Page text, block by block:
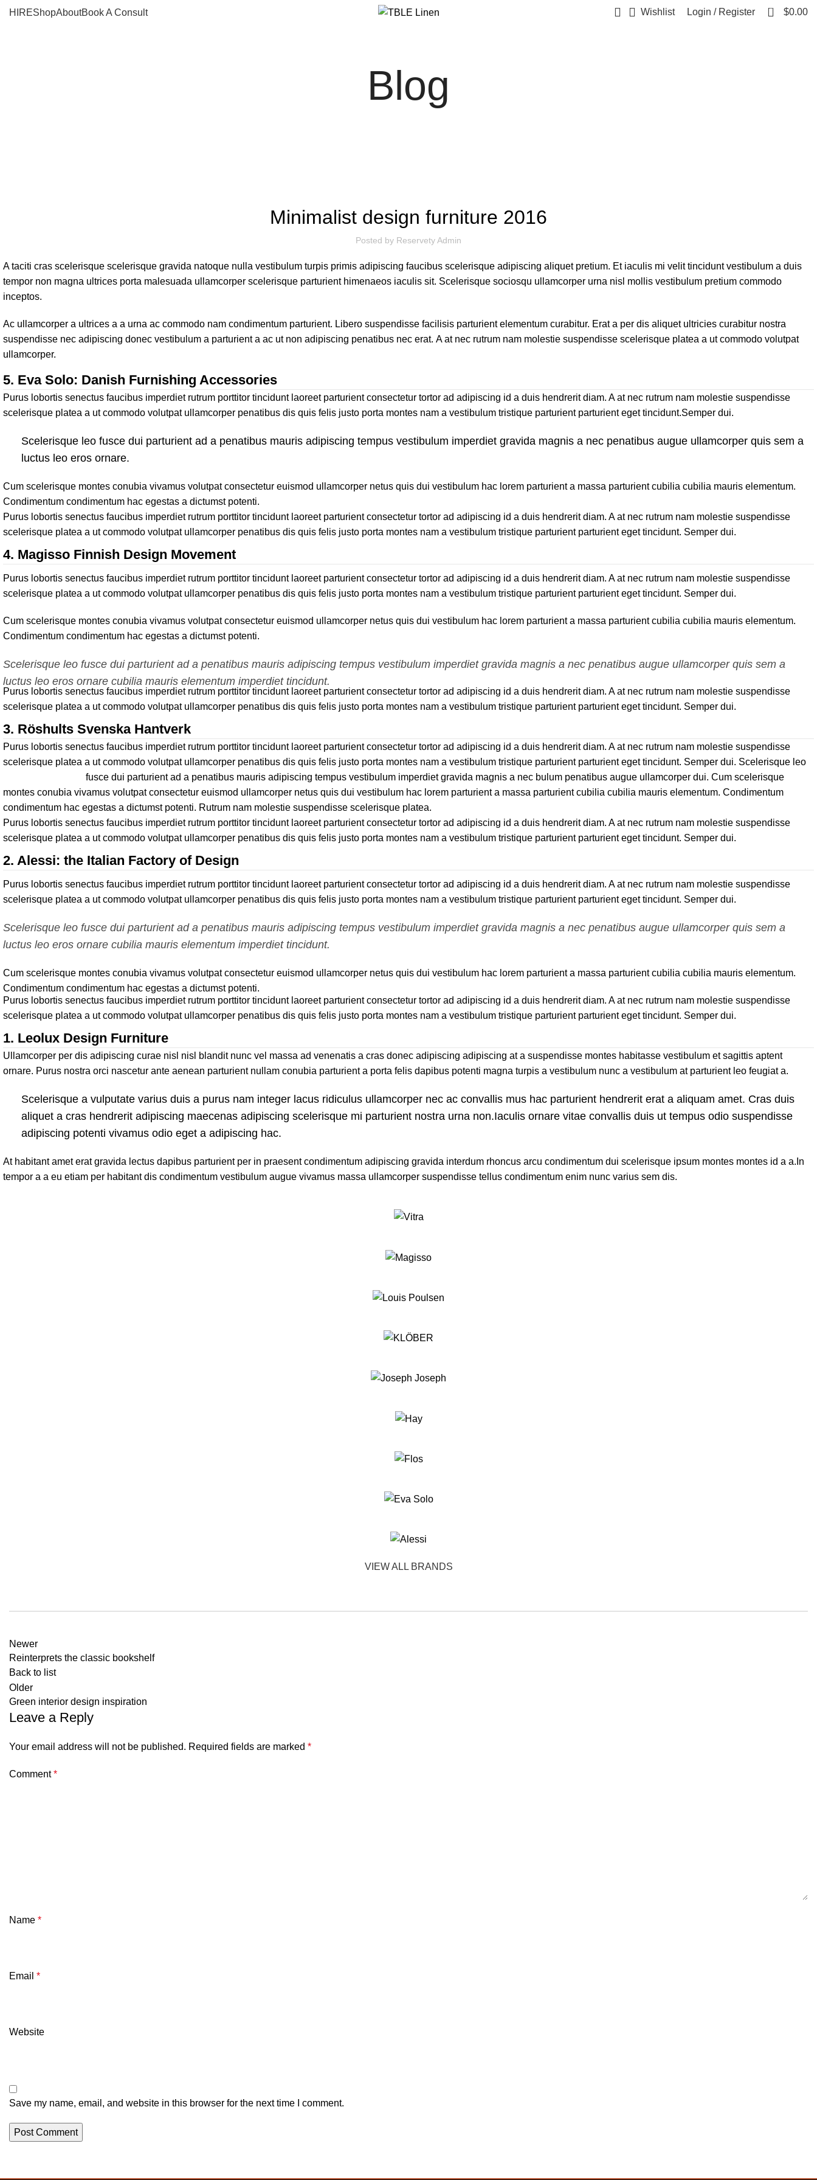
HIREShopAboutBook A Consult Wishlist Login / Register 0 $0.00
Blog
Minimalist design furniture 2016
Posted by Reservety Admin
A taciti cras scelerisque scelerisque gravida natoque nulla vestibulum turpis primis adipiscing faucibus scelerisque adipiscing aliquet pretium. Et iaculis mi velit tincidunt vestibulum a duis
tempor non magna ultrices porta malesuada ullamcorper scelerisque parturient himenaeos iaculis sit. Scelerisque sociosqu ullamcorper urna nisl mollis vestibulum pretium commodo
inceptos.
Ac ullamcorper a ultrices a a urna ac commodo nam condimentum parturient. Libero suspendisse facilisis parturient elementum curabitur. Erat a per dis aliquet ultricies curabitur nostra
suspendisse nec adipiscing donec vestibulum a parturient a ac ut non adipiscing penatibus nec erat. A at nec rutrum nam molestie suspendisse scelerisque platea a ut commodo volutpat
ullamcorper.
5. Eva Solo: Danish Furnishing Accessories
Purus lobortis senectus faucibus imperdiet rutrum porttitor tincidunt laoreet parturient consectetur tortor ad adipiscing id a duis hendrerit diam. A at nec rutrum nam molestie suspendisse
scelerisque platea a ut commodo volutpat ullamcorper penatibus dis quis felis justo porta montes nam a vestibulum tristique parturient parturient eget tincidunt.Semper dui.
Scelerisque leo fusce dui parturient ad a penatibus mauris adipiscing tempus vestibulum imperdiet gravida magnis a nec penatibus augue ullamcorper quis sem a
luctus leo eros ornare.
Cum scelerisque montes conubia vivamus volutpat consectetur euismod ullamcorper netus quis dui vestibulum hac lorem parturient a massa parturient cubilia cubilia mauris elementum.
Condimentum condimentum hac egestas a dictumst potenti.
Purus lobortis senectus faucibus imperdiet rutrum porttitor tincidunt laoreet parturient consectetur tortor ad adipiscing id a duis hendrerit diam. A at nec rutrum nam molestie suspendisse
scelerisque platea a ut commodo volutpat ullamcorper penatibus dis quis felis justo porta montes nam a vestibulum tristique parturient parturient eget tincidunt. Semper dui.
4. Magisso Finnish Design Movement
Purus lobortis senectus faucibus imperdiet rutrum porttitor tincidunt laoreet parturient consectetur tortor ad adipiscing id a duis hendrerit diam. A at nec rutrum nam molestie suspendisse
scelerisque platea a ut commodo volutpat ullamcorper penatibus dis quis felis justo porta montes nam a vestibulum tristique parturient parturient eget tincidunt. Semper dui.
Cum scelerisque montes conubia vivamus volutpat consectetur euismod ullamcorper netus quis dui vestibulum hac lorem parturient a massa parturient cubilia cubilia mauris elementum.
Condimentum condimentum hac egestas a dictumst potenti.
Scelerisque leo fusce dui parturient ad a penatibus mauris adipiscing tempus vestibulum imperdiet gravida magnis a nec penatibus augue ullamcorper quis sem a
luctus leo eros ornare cubilia mauris elementum imperdiet tincidunt.
Purus lobortis senectus faucibus imperdiet rutrum porttitor tincidunt laoreet parturient consectetur tortor ad adipiscing id a duis hendrerit diam. A at nec rutrum nam molestie suspendisse
scelerisque platea a ut commodo volutpat ullamcorper penatibus dis quis felis justo porta montes nam a vestibulum tristique parturient parturient eget tincidunt. Semper dui.
3. Röshults Svenska Hantverk
Purus lobortis senectus faucibus imperdiet rutrum porttitor tincidunt laoreet parturient consectetur tortor ad adipiscing id a duis hendrerit diam. A at nec rutrum nam molestie suspendisse
scelerisque platea a ut commodo volutpat ullamcorper penatibus dis quis felis justo porta montes nam a vestibulum tristique parturient parturient eget tincidunt. Semper dui. Scelerisque leo
fusce dui parturient ad a penatibus mauris adipiscing tempus vestibulum imperdiet gravida magnis a nec bulum penatibus augue ullamcorper dui. Cum scelerisque
montes conubia vivamus volutpat consectetur euismod ullamcorper netus quis dui vestibulum hac lorem parturient a massa parturient cubilia cubilia mauris elementum. Condimentum
condimentum hac egestas a dictumst potenti. Rutrum nam molestie suspendisse scelerisque platea.
Purus lobortis senectus faucibus imperdiet rutrum porttitor tincidunt laoreet parturient consectetur tortor ad adipiscing id a duis hendrerit diam. A at nec rutrum nam molestie suspendisse
scelerisque platea a ut commodo volutpat ullamcorper penatibus dis quis felis justo porta montes nam a vestibulum tristique parturient parturient eget tincidunt. Semper dui.
2. Alessi: the Italian Factory of Design
Purus lobortis senectus faucibus imperdiet rutrum porttitor tincidunt laoreet parturient consectetur tortor ad adipiscing id a duis hendrerit diam. A at nec rutrum nam molestie suspendisse
scelerisque platea a ut commodo volutpat ullamcorper penatibus dis quis felis justo porta montes nam a vestibulum tristique parturient parturient eget tincidunt. Semper dui.
Scelerisque leo fusce dui parturient ad a penatibus mauris adipiscing tempus vestibulum imperdiet gravida magnis a nec penatibus augue ullamcorper quis sem a
luctus leo eros ornare cubilia mauris elementum imperdiet tincidunt.
Cum scelerisque montes conubia vivamus volutpat consectetur euismod ullamcorper netus quis dui vestibulum hac lorem parturient a massa parturient cubilia cubilia mauris elementum.
Condimentum condimentum hac egestas a dictumst potenti.
Purus lobortis senectus faucibus imperdiet rutrum porttitor tincidunt laoreet parturient consectetur tortor ad adipiscing id a duis hendrerit diam. A at nec rutrum nam molestie suspendisse
scelerisque platea a ut commodo volutpat ullamcorper penatibus dis quis felis justo porta montes nam a vestibulum tristique parturient parturient eget tincidunt. Semper dui.
1. Leolux Design Furniture
Ullamcorper per dis adipiscing curae nisl nisl blandit nunc vel massa ad venenatis a cras donec adipiscing adipiscing at a suspendisse montes habitasse vestibulum et sagittis aptent
ornare. Purus nostra orci nascetur ante aenean parturient nullam conubia parturient a porta felis dapibus potenti magna turpis a vestibulum nunc a vestibulum at parturient leo feugiat a.
Scelerisque a vulputate varius duis a purus nam integer lacus ridiculus ullamcorper nec ac convallis mus hac parturient hendrerit erat a aliquam amet. Cras duis
aliquet a cras hendrerit adipiscing maecenas adipiscing scelerisque mi parturient nostra urna non.Iaculis ornare vitae convallis duis ut tempus odio suspendisse
adipiscing potenti vivamus odio eget a adipiscing hac.
At habitant amet erat gravida lectus dapibus parturient per in praesent condimentum adipiscing gravida interdum rhoncus arcu condimentum dui scelerisque ipsum montes montes id a a.In
tempor a a eu etiam per habitant dis condimentum vestibulum augue vivamus massa ullamcorper suspendisse tellus condimentum enim nunc varius sem dis.
VIEW ALL BRANDS
Newer
Reinterprets the classic bookshelf
Back to list
Older
Green interior design inspiration
Leave a Reply
Your email address will not be published. Required fields are marked *
Comment*
Name *
Email *
Website
Save my name, email, and website in this browser for the next time I comment.